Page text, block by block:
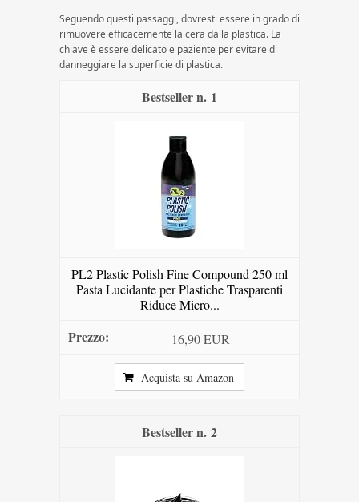
Seguendo questi passaggi, dovresti essere in grado di
rimuovere efficacemente la cera dalla plastica. La
chiave è essere delicato e paziente per evitare di
danneggiare la superficie di plastica.
1
PL2 Plastic Polish Fine Compound 250 ml
Pasta Lucidante per Plastiche Trasparenti
Riduce Micro...
16,90 EUR
Acquista su Amazon
2